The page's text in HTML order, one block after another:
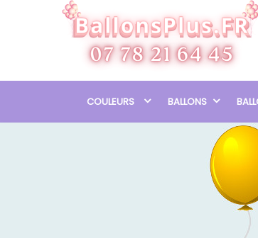
COULEURS BALLONS